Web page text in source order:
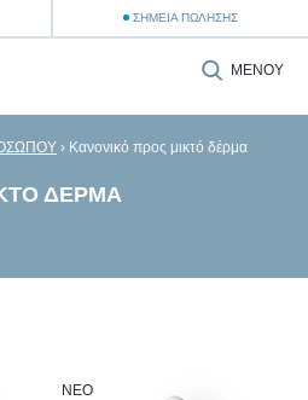
ΣΗΜΕΊΑ ΠΏΛΗΣΗΣ
ΜΕΝΟΎ
› Κανονικό προς μικτό δέρμα
ΔΈΡΜΑ
ΝΈΟ